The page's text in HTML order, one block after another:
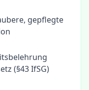
gepflegte
(§43 IfSG)